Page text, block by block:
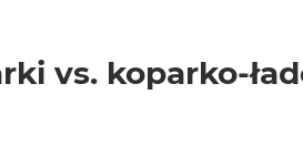
vs. koparko-